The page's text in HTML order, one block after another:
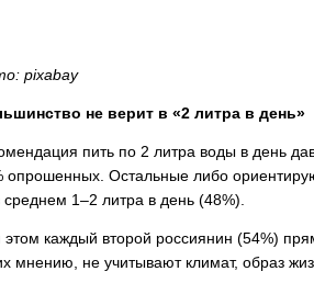
pixabay
не верит в «2 литра в день»
пить по 2 литра воды в день
опрошенных. Остальные либо
1–2 литра в день (48%).
этом каждый второй россиянин (54%)
мнению, не учитывают климат, образ